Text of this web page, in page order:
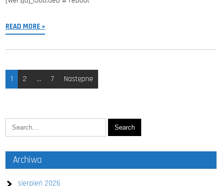
READ MORE »
Stronicowanie
wpisów
1 2 … 7 Następne
Archiwa
sierpień 2026